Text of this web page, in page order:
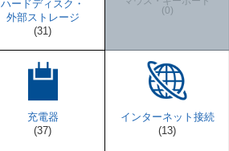
ハードディスク・
外部ストレージ
(31)
(0)
充電器
(37)
インターネット接続
(13)